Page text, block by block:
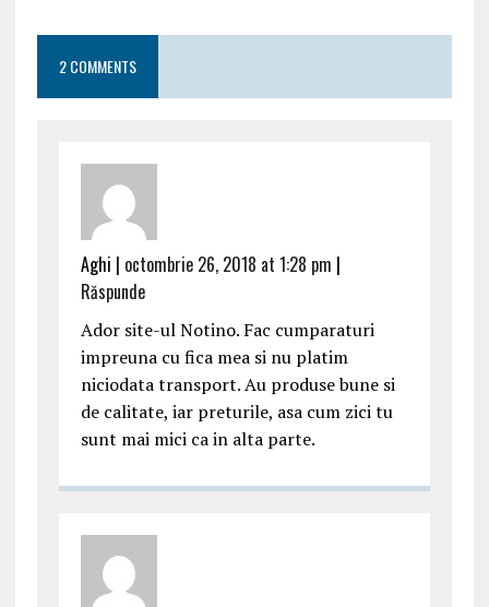
2 COMMENTS
Aghi | octombrie 26, 2018 at 1:28 pm |
Răspunde
Ador site-ul Notino. Fac cumparaturi
impreuna cu fica mea si nu platim
niciodata transport. Au produse bune si
de calitate, iar preturile, asa cum zici tu
sunt mai mici ca in alta parte.